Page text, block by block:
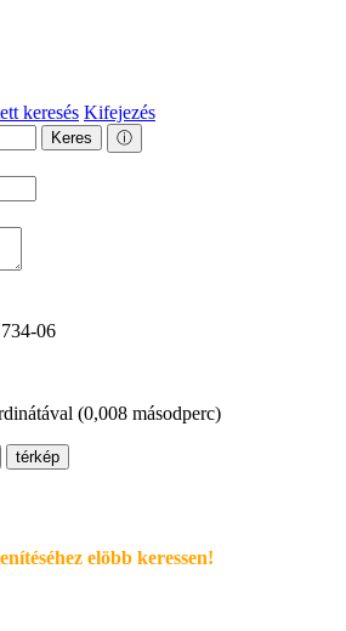
keresés Kifejezés
Keres ⓘ
06
(0,008 másodperc)
térkép
elöbb keressen!